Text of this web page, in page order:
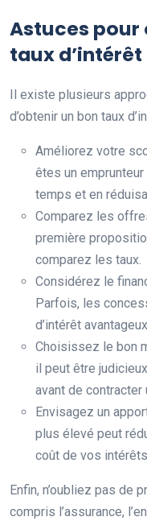
Astuces
taux d’intérêt
Il existe plusieurs
d’obtenir un bon taux
Améliorez votre
êtes un
temps et en
Comparez les
première
comparez les taux.
Considérez le
Parfois, les
d’intérêt
Choisissez le bon
il peut être
avant de contracter
Envisagez un
plus élevé peut
coût de vos
Enfin, n’oubliez pas de
compris l’assurance,